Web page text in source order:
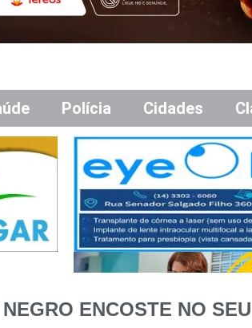
Polícia Cidades
ENCOSTE NO